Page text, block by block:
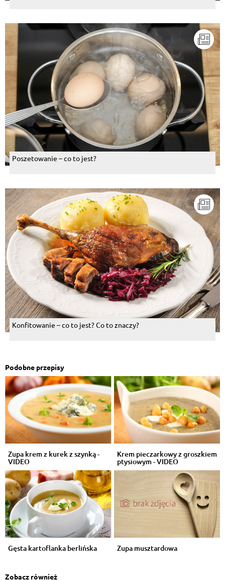
Poszetowanie – co to jest?
Konfitowanie – co to jest? Co to znaczy?
Podobne przepisy
Zupa krem z kurek z szynką -
VIDEO
Krem pieczarkowy z groszkiem
ptysiowym - VIDEO
Gęsta kartoflanka berlińska Zupa musztardowa
Zobacz również